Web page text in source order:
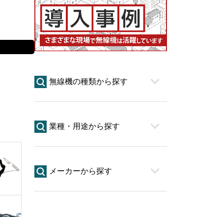
無線機の種類から探す
業種・用途から探す
メーカーから探す